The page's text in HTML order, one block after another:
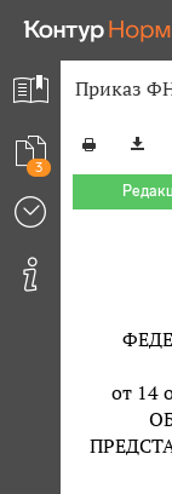
3
Приказ
от 14